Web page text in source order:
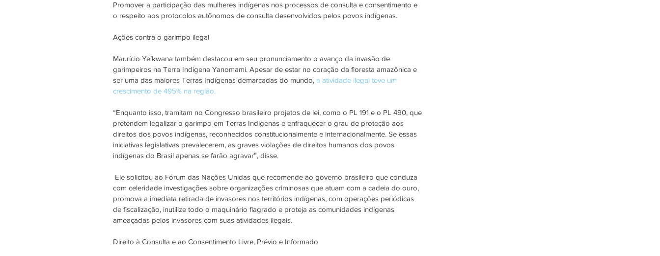
Promover a participação das mulheres indígenas nos processos de consulta e consentimento e
o respeito aos protocolos autônomos de consulta desenvolvidos pelos povos indígenas.
Ações contra o garimpo ilegal
Maurício Ye’kwana também destacou em seu pronunciamento o avanço da invasão de
garimpeiros na Terra Indígena Yanomami. Apesar de estar no coração da floresta amazônica e
ser uma das maiores Terras Indígenas demarcadas do mundo, a atividade ilegal teve um
crescimento de 495% na região.
“Enquanto isso, tramitam no Congresso brasileiro projetos de lei, como o PL 191 e o PL 490, que
pretendem legalizar o garimpo em Terras Indígenas e enfraquecer o grau de proteção aos
direitos dos povos indígenas, reconhecidos constitucionalmente e internacionalmente. Se essas
iniciativas legislativas prevalecerem, as graves violações de direitos humanos dos povos
indígenas do Brasil apenas se farão agravar”, disse.
com celeridade investigações sobre organizações criminosas que atuam com a cadeia do ouro,
promova a imediata retirada de invasores nos territórios indígenas, com operações periódicas
de fiscalização, inutilize todo o maquinário flagrado e proteja as comunidades indígenas
ameaçadas pelos invasores com suas atividades ilegais.
Direito à Consulta e ao Consentimento Livre, Prévio e Informado